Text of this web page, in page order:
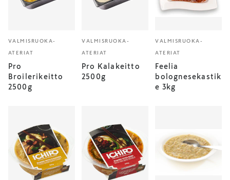
VALMISRUOKA-
ATERIAT
Pro
Broilerikeitto
2500g
VALMISRUOKA-
ATERIAT
Pro Kalakeitto
2500g
VALMISRUOKA-
ATERIAT
Feelia
bolognesekastik
e 3kg